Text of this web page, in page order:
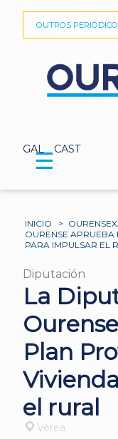
GAL CAST
OUTROS
☰
INICIO >
OURENSE APRUEBA
PARA IMPULSAR EL
Diputación
La
Plan
el rural
Verea